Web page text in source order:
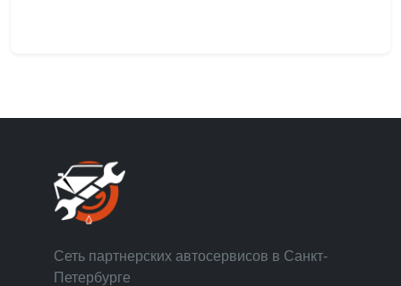
Сеть партнерских автосервисов в Санкт-
Петербурге